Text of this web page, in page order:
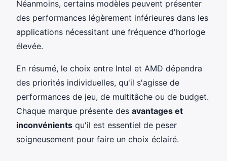
Néanmoins, certains modèles peuvent présenter
des performances légèrement inférieures dans les
applications nécessitant une fréquence d'horloge
élevée.
En résumé, le choix entre Intel et AMD dépendra
des priorités individuelles, qu'il s'agisse de
performances de jeu, de multitâche ou de budget.
Chaque marque présente des avantages et
inconvénients qu'il est essentiel de peser
soigneusement pour faire un choix éclairé.